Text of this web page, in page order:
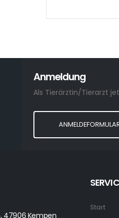
Anmeldung
47906 Kempen
Start